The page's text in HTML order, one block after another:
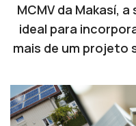
MCMV da Makasí,
ideal para
mais de um projeto